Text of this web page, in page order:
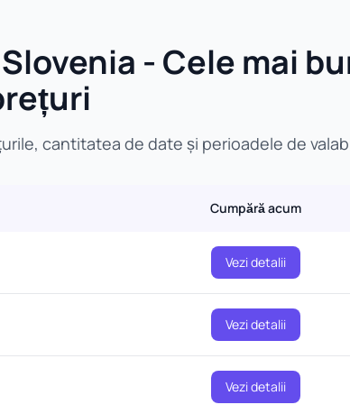
- Cele mai
cantitatea de date și perioadele de
Cumpără acum
Vezi detalii
Vezi detalii
Vezi detalii